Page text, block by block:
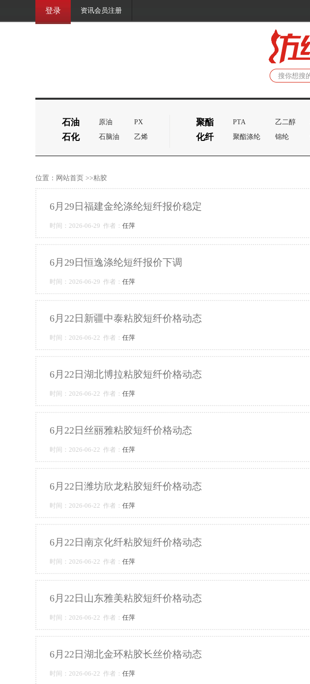
登录 资讯会员注册
石油
石化
原油
石脑油
PX
乙烯
聚酯
化纤
PTA
聚酯涤纶
乙二醇
锦纶
位置： 网站首页 >>粘胶
6月29日福建金纶涤纶短纤报价稳定
时间：2026-06-29 作者： 任萍
6月29日恒逸涤纶短纤报价下调
时间：2026-06-29 作者： 任萍
6月22日新疆中泰粘胶短纤价格动态
时间：2026-06-22 作者： 任萍
6月22日湖北博拉粘胶短纤价格动态
时间：2026-06-22 作者： 任萍
6月22日丝丽雅粘胶短纤价格动态
时间：2026-06-22 作者： 任萍
6月22日潍坊欣龙粘胶短纤价格动态
时间：2026-06-22 作者： 任萍
6月22日南京化纤粘胶短纤价格动态
时间：2026-06-22 作者： 任萍
6月22日山东雅美粘胶短纤价格动态
时间：2026-06-22 作者： 任萍
6月22日湖北金环粘胶长丝价格动态
时间：2026-06-22 作者： 任萍